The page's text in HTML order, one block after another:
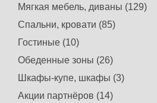
Мягкая мебель, диваны (129)
Спальни, кровати (85)
Гостиные (10)
Обеденные зоны (26)
Шкафы-купе, шкафы (3)
Акции партнёров (14)